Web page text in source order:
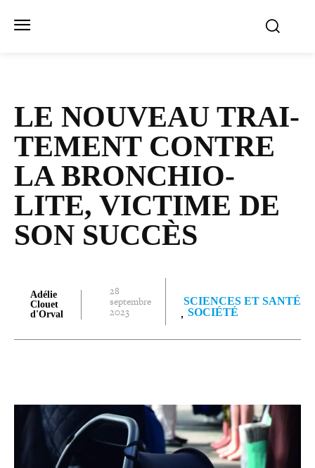
LE NOUVEAU TRAI­
TE­MENT CONTRE
LA BRON­CHIO­
LITE, VICTIME DE
SON SUCCÈS
Adélie
Clouet
d'Orval
28
septembre
2023
SCIENCES ET SANTÉ
SOCIÉTÉ